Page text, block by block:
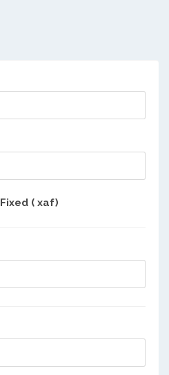
Fixed ( xaf)